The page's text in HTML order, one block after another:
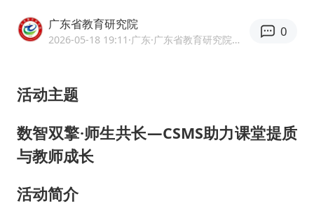
改名后的“青海拉面”店
广东省教育研究院
2026-05-18 19:11 ·广东 ·广东省教育研究院官方网易号
0
活动主题
数智双擎·师生共长—CSMS助力课堂提质
与教师成长
活动简介